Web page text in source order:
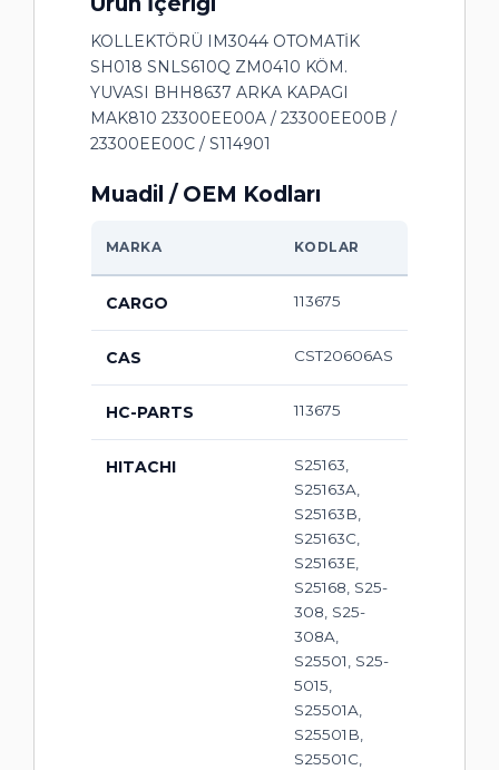
KOLLEKTÖRÜ IM3044 OTOMATİK
SH018 SNLS610Q ZM0410 KÖM.
YUVASI BHH8637 ARKA KAPAGI
MAK810 23300EE00A / 23300EE00B /
23300EE00C / S114901
Muadil / OEM Kodları
MARKA KODLAR
CARGO 113675
CAS CST20606AS
HC-PARTS 113675
HITACHI
S25163,
S25163A,
S25163B,
S25163C,
S25163E,
S25168, S25-
308, S25-
308A,
S25501, S25-
5015,
S25501A,
S25501B,
S25501C,